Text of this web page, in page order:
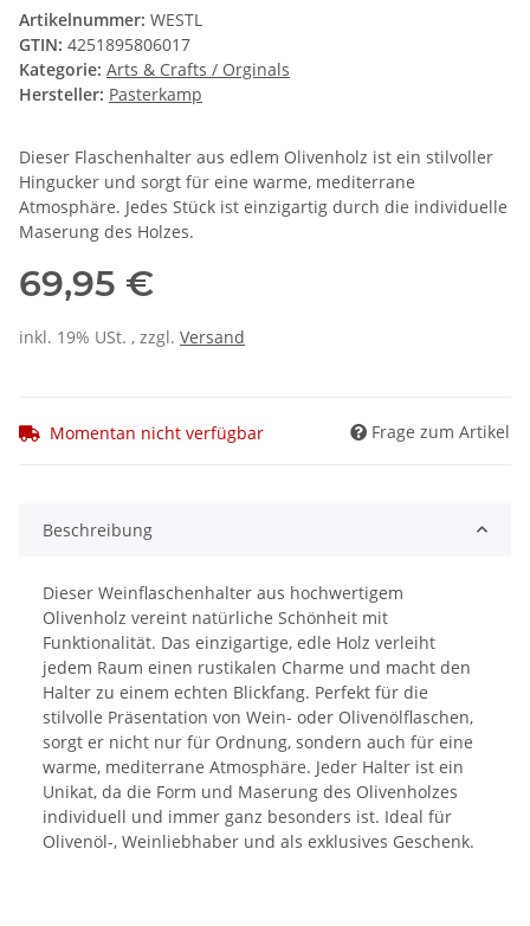
Artikelnummer: WESTL
GTIN: 4251895806017
Kategorie: Arts & Crafts / Orginals
Hersteller: Pasterkamp
Dieser Flaschenhalter aus edlem Olivenholz ist ein stilvoller
Hingucker und sorgt für eine warme, mediterrane
Atmosphäre. Jedes Stück ist einzigartig durch die individuelle
Maserung des Holzes.
69,95 €
inkl. 19% USt. , zzgl. Versand
Momentan nicht verfügbar Frage zum Artikel
Beschreibung
Dieser Weinflaschenhalter aus hochwertigem
Olivenholz vereint natürliche Schönheit mit
Funktionalität. Das einzigartige, edle Holz verleiht
jedem Raum einen rustikalen Charme und macht den
Halter zu einem echten Blickfang. Perfekt für die
stilvolle Präsentation von Wein- oder Olivenölflaschen,
sorgt er nicht nur für Ordnung, sondern auch für eine
warme, mediterrane Atmosphäre. Jeder Halter ist ein
Unikat, da die Form und Maserung des Olivenholzes
individuell und immer ganz besonders ist. Ideal für
Olivenöl-, Weinliebhaber und als exklusives Geschenk.